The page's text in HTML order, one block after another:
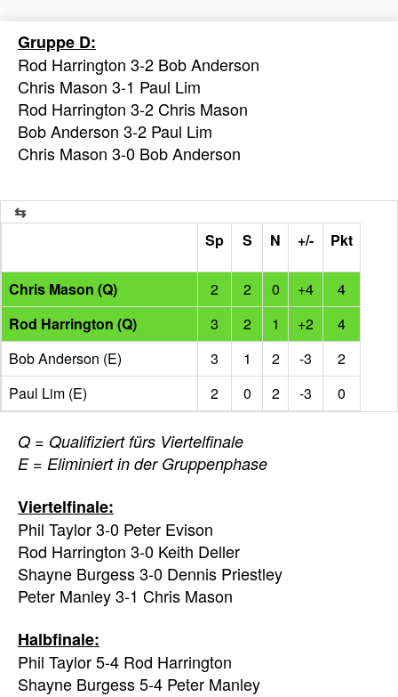
Gruppe D:
Rod Harrington 3-2 Bob Anderson
Chris Mason 3-1 Paul Lim
Rod Harrington 3-2 Chris Mason
Bob Anderson 3-2 Paul Lim
Chris Mason 3-0 Bob Anderson
Sp S N +/- Pkt
Chris Mason (Q) 2 2 0 +4
4
Rod Harrington (Q)
3 2 1 +2
4
Bob Anderson (E)
3 1 2 -3
2
Paul Lim (E)
2 0 2 -3 0
Q = Qualifiziert fürs Viertelfinale
E = Eliminiert in der Gruppenphase
Viertelfinale:
Phil Taylor 3-0 Peter Evison
Rod Harrington 3-0 Keith Deller
Shayne Burgess 3-0 Dennis Priestley
Peter Manley 3-1 Chris Mason
Halbfinale:
Phil Taylor 5-4 Rod Harrington
Shayne Burgess 5-4 Peter Manley